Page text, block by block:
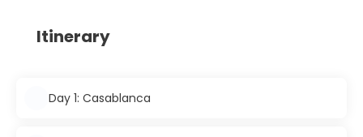
Itinerary
Day 1: Casablanca